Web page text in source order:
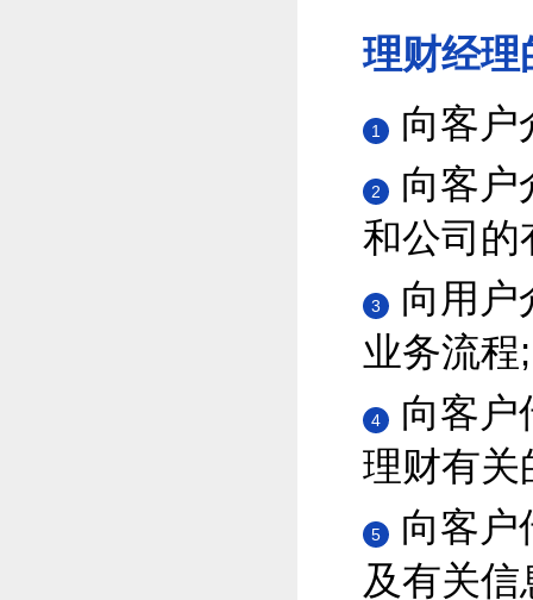
理财经理
1 向客户
2
向客户
和公司的
3
向用户
业务流程;
4
向客户
理财有关
5
向客户
及有关